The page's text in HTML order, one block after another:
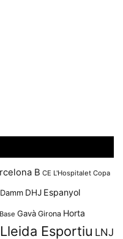
B CE L'Hospitalet Copa
Damm DHJ Espanyol
Gavà Girona Horta
Lleida Esportiu LNJ